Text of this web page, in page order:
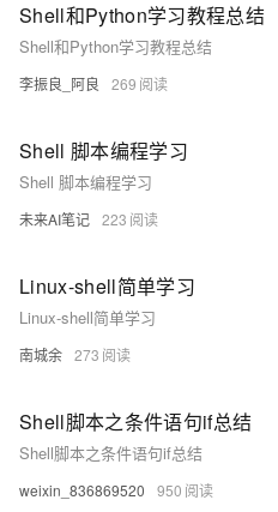
Shell和Python学习教程总结
Shell和Python学习教程总结
李振良_阿良 269
Shell 脚本编程学习
Shell 脚本编程学习
未来AI笔记 223
Linux-shell简单学习
Linux-shell简单学习
南城余 273
Shell脚本之条件语句if总结
Shell脚本之条件语句if总结
weixin_836869520 950